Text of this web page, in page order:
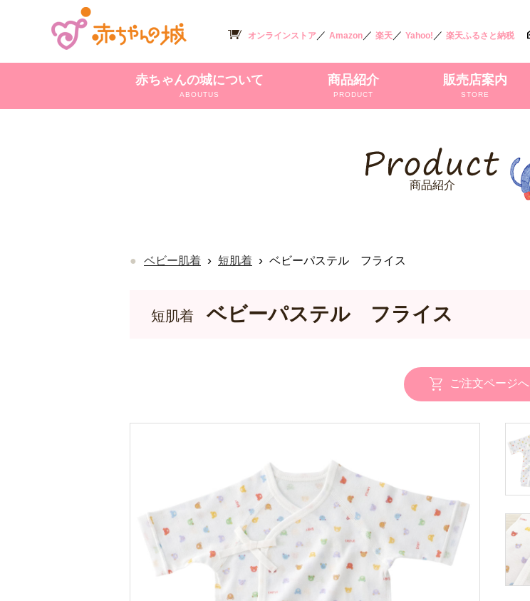
オンラインストア／ Amazon／ 楽天／ Yahoo! ／ 楽天ふるさと納税
赤ちゃんの城について
ABOUTUS
商品紹介
PRODUCT
販売店案内
STORE
商品紹介
ベビー肌着 › 短肌着 › ベビーパステル フライス
短肌着 ベビーパステル フライス
ご注文ページへ